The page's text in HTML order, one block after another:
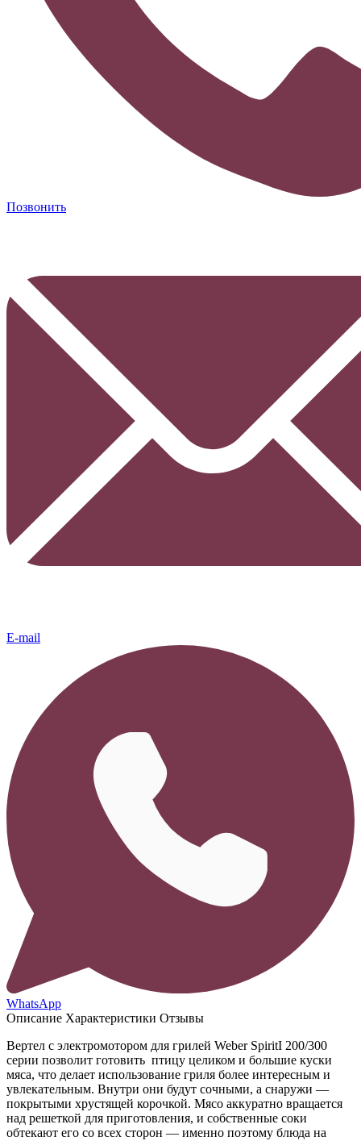
Позвонить
E-mail
WhatsApp
Описание Характеристики Отзывы
Вертел с электромотором для грилей Weber SpiritI 200/300
серии позволит готовить птицу целиком и большие куски
мяса, что делает использование гриля более интересным и
увлекательным. Внутри они будут сочными, а снаружи —
покрытыми хрустящей корочкой. Мясо аккуратно вращается
над решеткой для приготовления, и собственные соки
обтекают его со всех сторон — именно поэтому блюда на